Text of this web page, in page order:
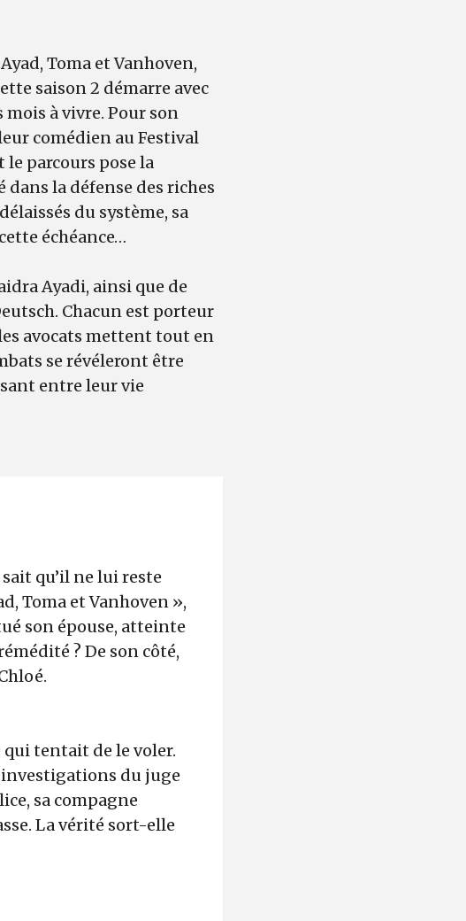
Toma et Vanhoven,
saison 2 démarre avec
à vivre. Pour son
comédien au Festival
parcours pose la
la défense des riches
du système, sa
échéance…
Ayadi, ainsi que de
Chacun est porteur
avocats mettent tout en
se révéleront être
entre leur vie
qu’il ne lui reste
Toma et Vanhoven »,
son épouse, atteinte
? De son côté,
qui tentait de le voler.
investigations du juge
sa compagne
La vérité sort-elle